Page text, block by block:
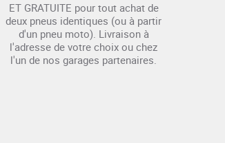
ET GRATUITE pour tout achat de
deux pneus identiques (ou à partir
d'un pneu moto). Livraison à
l'adresse de votre choix ou chez
l'un de nos garages partenaires.